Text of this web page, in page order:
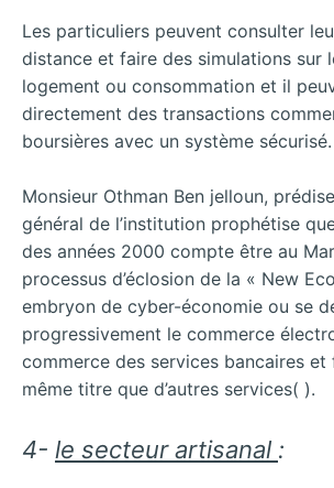
Les particuliers peuvent consulter
distance et faire des simulations sur
logement ou consommation et il
directement des transactions
boursières avec un système sécurisé.
Monsieur Othman Ben jelloun,
général de l’institution prophétise
des années 2000 compte être au
processus d’éclosion de la « New
embryon de cyber-économie ou se
progressivement le commerce
commerce des services bancaires et
même titre que d’autres services( ).
4- le secteur artisanal :